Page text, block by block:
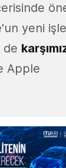
yeni
de
Apple